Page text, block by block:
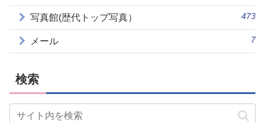
写真館(歴代トップ写真） 473
メール 7
検索